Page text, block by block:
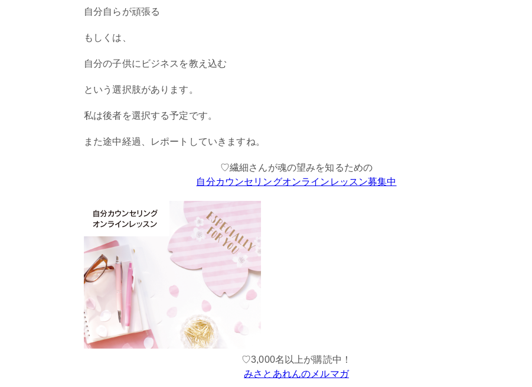
自分自らが頑張る
もしくは、
自分の子供にビジネスを教え込む
という選択肢があります。
私は後者を選択する予定です。
また途中経過、レポートしていきますね。
♡繊細さんが魂の望みを知るための
自分カウンセリングオンラインレッスン募集中
♡3,000名以上が購読中！
みさとあれんのメルマガ